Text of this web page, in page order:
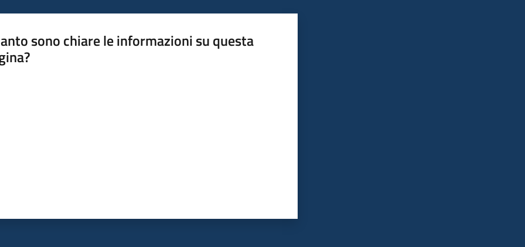
sono chiare le informazioni su questa